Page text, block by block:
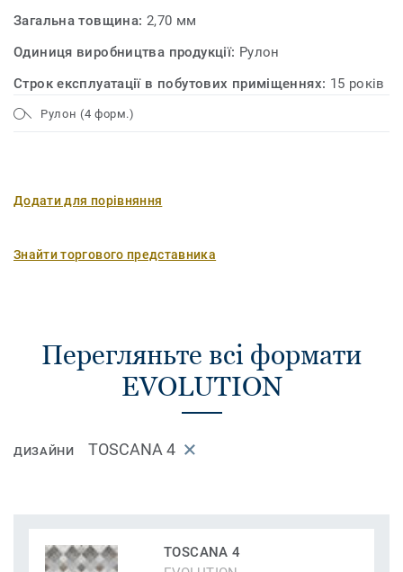
Загальна товщина: 2,70 мм
Одиниця виробництва продукції: Рулон
Строк експлуатації в побутових приміщеннях: 15 років
Рулон (4 форм.)
Додати для порівняння
Знайти торгового представника
Перегляньте всі формати
EVOLUTION
ДИЗАЙНИ TOSCANA 4
TOSCANA 4